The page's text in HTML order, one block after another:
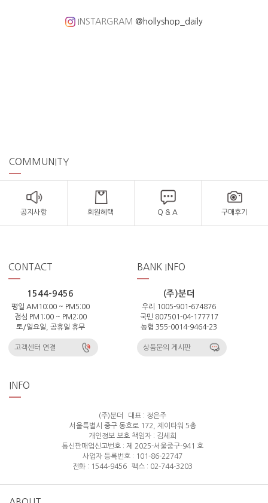
INSTARGRAM @hollyshop_daily
COMMUNITY
공지사항 회원혜택 Q & A 구매후기
CONTACT
1544-9456
평일 AM10:00 ~ PM5:00
점심 PM1:00 ~ PM2:00
토/일요일, 공휴일 휴무
고객센터 연결
BANK INFO
(주)분더
우리 1005-901-674876
국민 807501-04-177717
농협 355-0014-9464-23
상품문의 게시판
INFO
(주)분더
대표 : 정은주
서울특별시 중구 동호로 172, 제이타워 5층
개인정보 보호 책임자 : 김세희
통신판매업신고번호 : 제 2025-서울중구-941 호
사업자 등록번호 : 101-86-22747
전화 : 1544-9456
팩스 : 02-744-3203